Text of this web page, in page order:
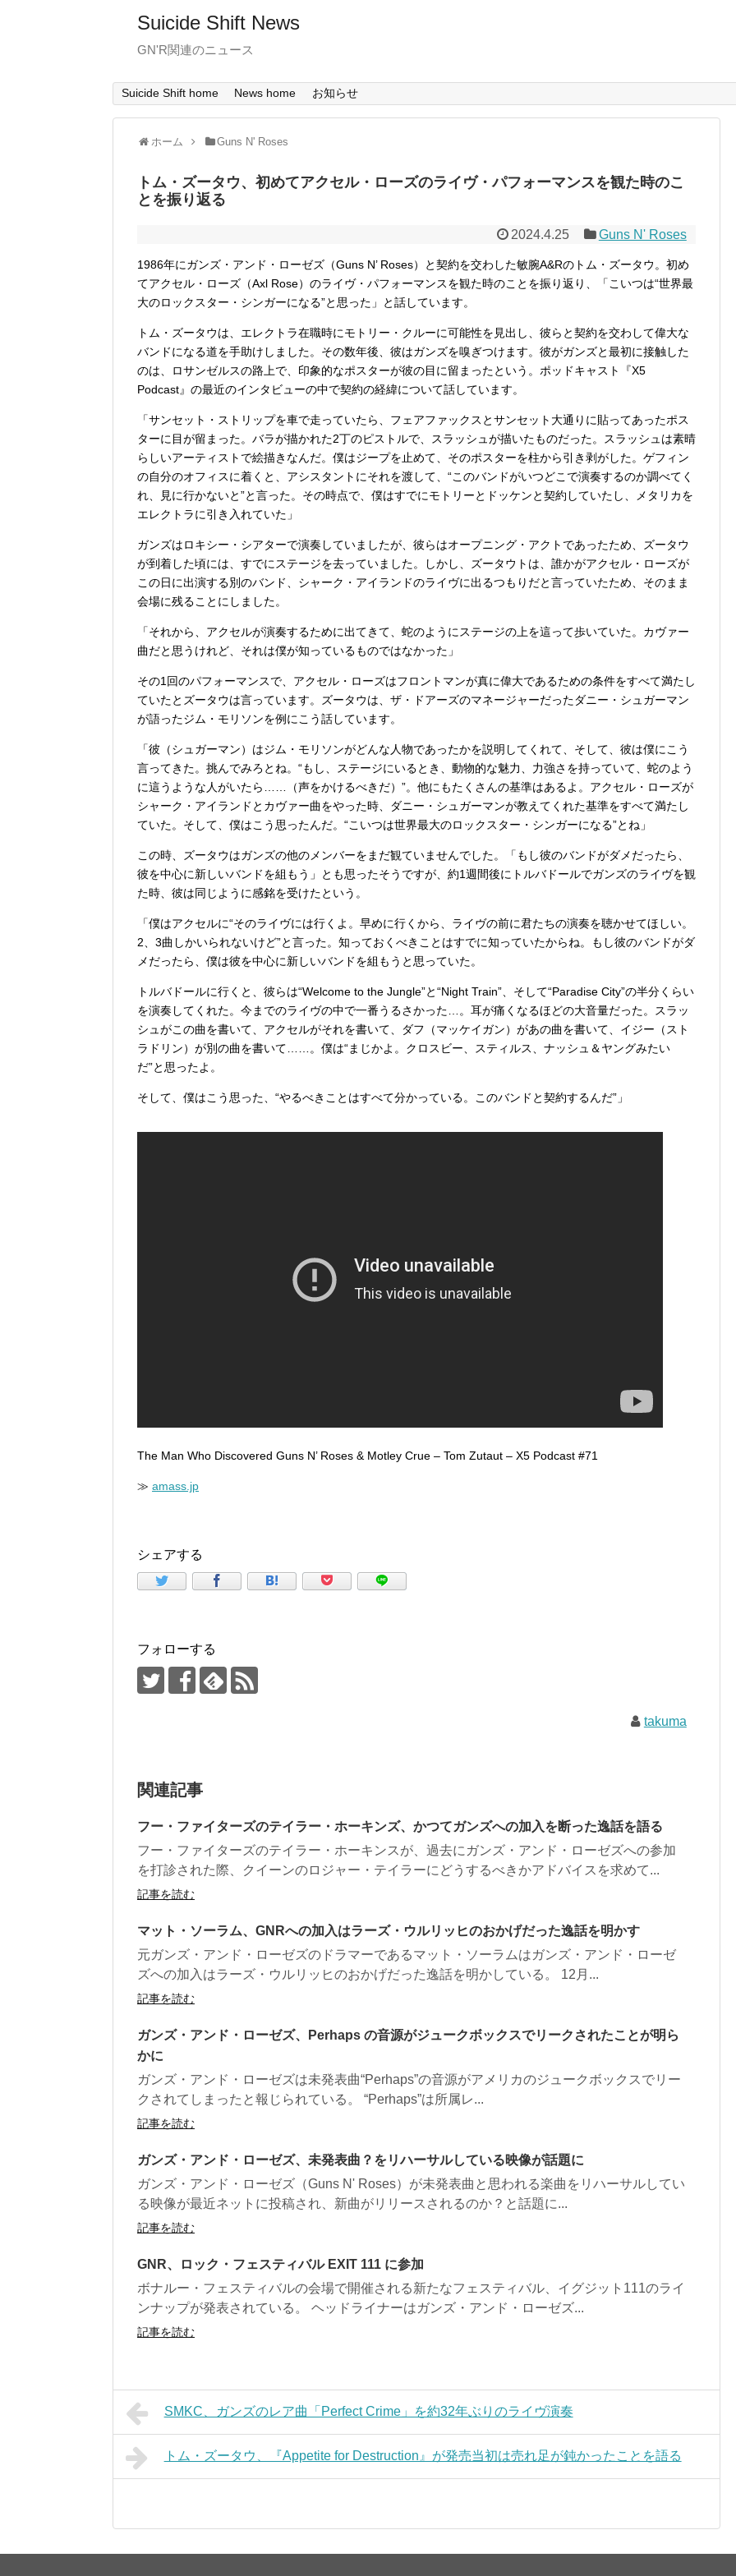
Suicide Shift News
GN'R関連のニュース
Suicide Shift home News home お知らせ
ホーム Guns N' Roses
トム・ズータウ、初めてアクセル・ローズのライヴ・パフォーマンスを観た時のこ
とを振り返る
2024.4.25 Guns N' Roses
1986年にガンズ・アンド・ローゼズ（Guns N’ Roses）と契約を交わした敏腕A&Rのトム・ズータウ。初め
てアクセル・ローズ（Axl Rose）のライヴ・パフォーマンスを観た時のことを振り返り、「こいつは“世界最
大のロックスター・シンガーになる”と思った」と話しています。
トム・ズータウは、エレクトラ在職時にモトリー・クルーに可能性を見出し、彼らと契約を交わして偉大な
バンドになる道を手助けしました。その数年後、彼はガンズを嗅ぎつけます。彼がガンズと最初に接触した
のは、ロサンゼルスの路上で、印象的なポスターが彼の目に留まったという。ポッドキャスト『X5
Podcast』の最近のインタビューの中で契約の経緯について話しています。
「サンセット・ストリップを車で走っていたら、フェアファックスとサンセット大通りに貼ってあったポス
ターに目が留まった。バラが描かれた2丁のピストルで、スラッシュが描いたものだった。スラッシュは素晴
らしいアーティストで絵描きなんだ。僕はジープを止めて、そのポスターを柱から引き剥がした。ゲフィン
の自分のオフィスに着くと、アシスタントにそれを渡して、“このバンドがいつどこで演奏するのか調べてく
れ、見に行かないと”と言った。その時点で、僕はすでにモトリーとドッケンと契約していたし、メタリカを
エレクトラに引き入れていた」
ガンズはロキシー・シアターで演奏していましたが、彼らはオープニング・アクトであったため、ズータウ
が到着した頃には、すでにステージを去っていました。しかし、ズータウトは、誰かがアクセル・ローズが
この日に出演する別のバンド、シャーク・アイランドのライヴに出るつもりだと言っていたため、そのまま
会場に残ることにしました。
「それから、アクセルが演奏するために出てきて、蛇のようにステージの上を這って歩いていた。カヴァー
曲だと思うけれど、それは僕が知っているものではなかった」
その1回のパフォーマンスで、アクセル・ローズはフロントマンが真に偉大であるための条件をすべて満たし
ていたとズータウは言っています。ズータウは、ザ・ドアーズのマネージャーだったダニー・シュガーマン
が語ったジム・モリソンを例にこう話しています。
「彼（シュガーマン）はジム・モリソンがどんな人物であったかを説明してくれて、そして、彼は僕にこう
言ってきた。挑んでみろとね。“もし、ステージにいるとき、動物的な魅力、力強さを持っていて、蛇のよう
に這うような人がいたら……（声をかけるべきだ）”。他にもたくさんの基準はあるよ。アクセル・ローズが
シャーク・アイランドとカヴァー曲をやった時、ダニー・シュガーマンが教えてくれた基準をすべて満たし
ていた。そして、僕はこう思ったんだ。“こいつは世界最大のロックスター・シンガーになる”とね」
この時、ズータウはガンズの他のメンバーをまだ観ていませんでした。「もし彼のバンドがダメだったら、
彼を中心に新しいバンドを組もう」とも思ったそうですが、約1週間後にトルバドールでガンズのライヴを観
た時、彼は同じように感銘を受けたという。
「僕はアクセルに“そのライヴには行くよ。早めに行くから、ライヴの前に君たちの演奏を聴かせてほしい。
2、3曲しかいられないけど”と言った。知っておくべきことはすでに知っていたからね。もし彼のバンドがダ
メだったら、僕は彼を中心に新しいバンドを組もうと思っていた。
トルバドールに行くと、彼らは“Welcome to the Jungle”と“Night Train”、そして“Paradise City”の半分くらい
を演奏してくれた。今までのライヴの中で一番うるさかった…。耳が痛くなるほどの大音量だった。スラッ
シュがこの曲を書いて、アクセルがそれを書いて、ダフ（マッケイガン）があの曲を書いて、イジー（スト
ラドリン）が別の曲を書いて……。僕は“まじかよ。クロスビー、スティルス、ナッシュ＆ヤングみたい
だ”と思ったよ。
そして、僕はこう思った、“やるべきことはすべて分かっている。このバンドと契約するんだ”」
The Man Who Discovered Guns N’ Roses & Motley Crue – Tom Zutaut – X5 Podcast #71
≫ amass.jp
シェアする
フォローする
takuma
関連記事
フー・ファイターズのテイラー・ホーキンズ、かつてガンズへの加入を断った逸話を語る
フー・ファイターズのテイラー・ホーキンスが、過去にガンズ・アンド・ローゼズへの参加
を打診された際、クイーンのロジャー・テイラーにどうするべきかアドバイスを求めて...
記事を読む
マット・ソーラム、GNRへの加入はラーズ・ウルリッヒのおかげだった逸話を明かす
元ガンズ・アンド・ローゼズのドラマーであるマット・ソーラムはガンズ・アンド・ローゼ
ズへの加入はラーズ・ウルリッヒのおかげだった逸話を明かしている。 12月...
記事を読む
ガンズ・アンド・ローゼズ、Perhaps の音源がジュークボックスでリークされたことが明ら
かに
ガンズ・アンド・ローゼズは未発表曲“Perhaps”の音源がアメリカのジュークボックスでリー
クされてしまったと報じられている。 “Perhaps”は所属レ...
記事を読む
ガンズ・アンド・ローゼズ、未発表曲？をリハーサルしている映像が話題に
ガンズ・アンド・ローゼズ（Guns N' Roses）が未発表曲と思われる楽曲をリハーサルしてい
る映像が最近ネットに投稿され、新曲がリリースされるのか？と話題に...
記事を読む
GNR、ロック・フェスティバル EXIT 111 に参加
ボナルー・フェスティバルの会場で開催される新たなフェスティバル、イグジット111のライ
ンナップが発表されている。 ヘッドライナーはガンズ・アンド・ローゼズ...
記事を読む
SMKC、ガンズのレア曲「Perfect Crime」を約32年ぶりのライヴ演奏
トム・ズータウ、『Appetite for Destruction』が発売当初は売れ足が鈍かったことを語る